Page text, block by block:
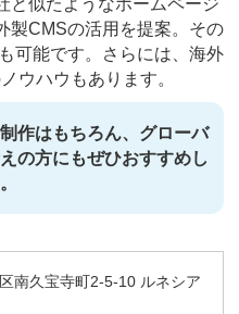
製CMSの活用を提案。その
可能です。さらには、海外
ウハウもあります。
作はもちろん、グローバ
の方にもぜひおすすめし
南久宝寺町2-5-10 ルネシア